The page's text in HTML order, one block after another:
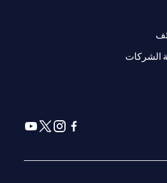
(opens in a new tab)
الشركات
(opens in a new tab)